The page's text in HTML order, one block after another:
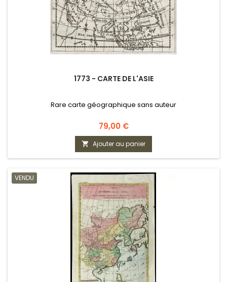
1773 - CARTE DE L'ASIE
Rare carte géographique sans auteur
Prix
79,00 €
 Ajouter au panier
VENDU